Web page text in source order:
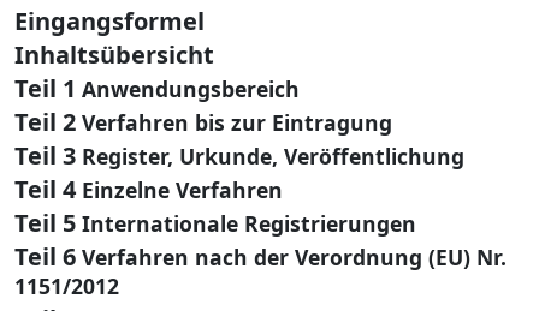
Eingangsformel
Inhaltsübersicht
Teil 1 Anwendungsbereich
Teil 2 Verfahren bis zur Eintragung
Teil 3 Register, Urkunde, Veröffentlichung
Teil 4 Einzelne Verfahren
Teil 5 Internationale Registrierungen
Teil 6 Verfahren nach der Verordnung (EU) Nr.
1151/2012